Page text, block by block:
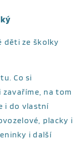
děti ze školky
Co si
na tom
i do vlastní
placky i
i další